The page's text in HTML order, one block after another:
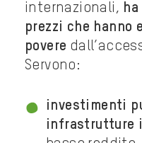
internazionali,
prezzi che hanno
povere
Servono:
investimenti
infrastrutture